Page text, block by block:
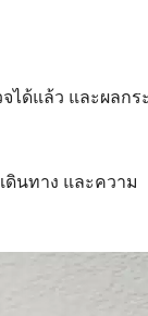
ได้แล้ว และผลกร
ดินทาง และความ